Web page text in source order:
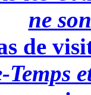
ne
de